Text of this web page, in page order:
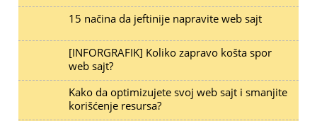
15 načina da jeftinije napravite web sajt
[INFORGRAFIK] Koliko zapravo košta spor
web sajt?
Kako da optimizujete svoj web sajt i smanjite
korišćenje resursa?